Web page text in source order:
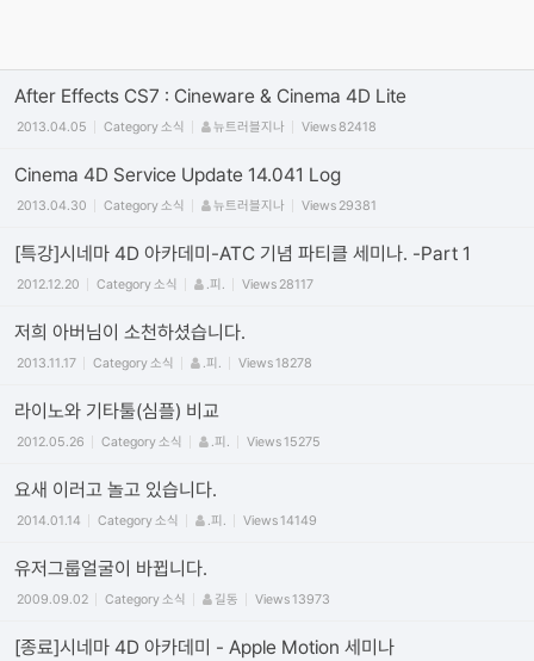
After Effects CS7 : Cineware & Cinema 4D Lite
2013.04.05 Category소식 뉴트러블지나 Views82418
Cinema 4D Service Update 14.041 Log
2013.04.30 Category소식 뉴트러블지나 Views 29381
[특강]시네마 4D 아카데미-ATC 기념 파티클 세미나. -Part 1
2012.12.20 Category소식 .피. Views 28117
저희 아버님이 소천하셨습니다.
2013.11.17 Category소식 .피. Views18278
라이노와 기타툴(심플) 비교
2012.05.26 Category소식 .피. Views15275
요새 이러고 놀고 있습니다.
2014.01.14 Category소식 .피. Views14149
유저그룹얼굴이 바뀝니다.
2009.09.02 Category소식 길동 Views13973
[종료]시네마 4D 아카데미 - Apple Motion 세미나